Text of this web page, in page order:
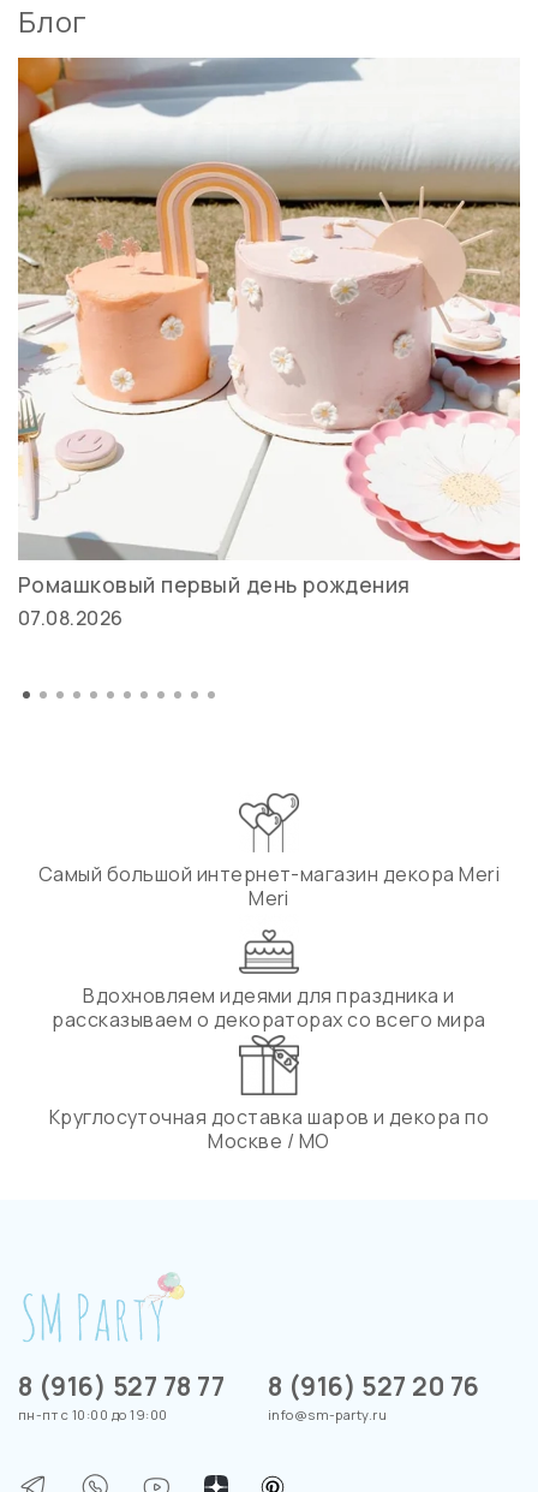
Блог
Ромашковый первый день рождения
07.08.2026
Самый большой интернет-магазин декора Meri
Meri
Вдохновляем идеями для праздника и
рассказываем о декораторах со всего мира
Круглосуточная доставка шаров и декора по
Москве / МО
8 (916) 527 78 77
пн-пт с 10:00 до 19:00
8 (916) 527 20 76
info@sm-party.ru